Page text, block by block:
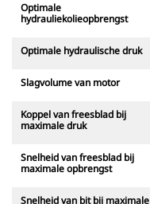
Optimale
hydrauliekolieopbrengst
Optimale hydraulische druk
Slagvolume van motor
Koppel van freesblad bij
maximale druk
Snelheid van freesblad bij
maximale opbrengst
Snelheid van bit bij maximale